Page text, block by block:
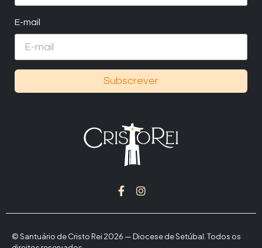
E-mail
Subscrever
© Santuário de Cristo Rei 2026 — Diocese de Setúbal. Todos os